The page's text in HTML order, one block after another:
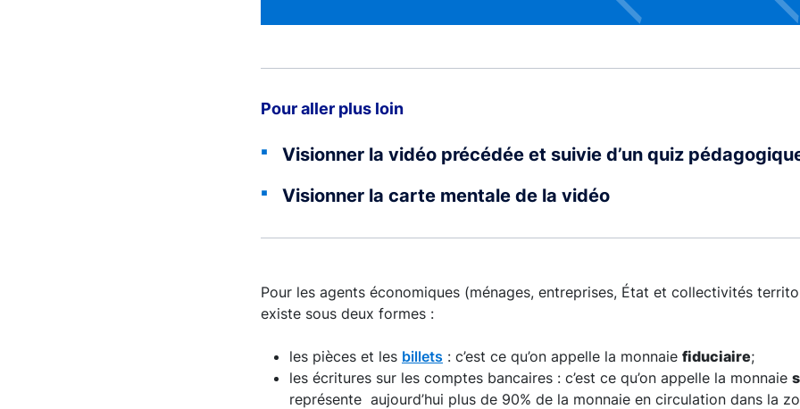
Pour aller plus loin
Visionner la vidéo précédée et suivie d’un quiz
Visionner la carte mentale de la vidéo
Pour les agents économiques (ménages, entreprises, État et collectivités
existe sous deux formes :
les pièces et les billets : c’est ce qu’on appelle la monnaie fiduciaire;
les écritures sur les comptes bancaires : c’est ce qu’on appelle la monnaie
représente aujourd’hui plus de 90% de la monnaie en circulation dans la